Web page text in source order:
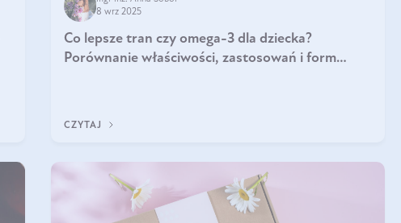
8 wrz 2025
Co lepsze tran czy omega-3 dla dziecka?
Porównanie właściwości, zastosowań i form
CZYTAJ